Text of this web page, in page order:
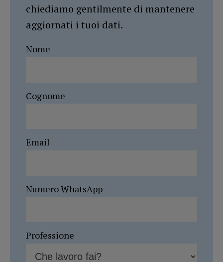
chiediamo gentilmente di mantenere
aggiornati i tuoi dati.
Nome
Cognome
Email
Numero WhatsApp
Professione